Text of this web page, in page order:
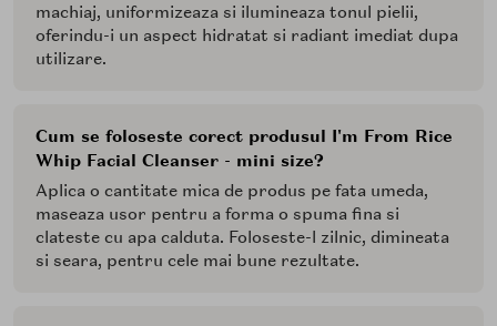
machiaj, uniformizeaza si ilumineaza tonul pielii,
oferindu-i un aspect hidratat si radiant imediat dupa
utilizare.
Cum se foloseste corect produsul I'm From Rice
Whip Facial Cleanser - mini size?
Aplica o cantitate mica de produs pe fata umeda,
maseaza usor pentru a forma o spuma fina si
clateste cu apa calduta. Foloseste-l zilnic, dimineata
si seara, pentru cele mai bune rezultate.